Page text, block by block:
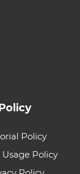
Policy
Policy